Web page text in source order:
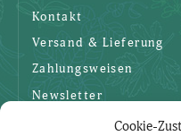
Cookie-
Kontakt
Versand & Lieferung
Zahlungsweisen
Newsletter